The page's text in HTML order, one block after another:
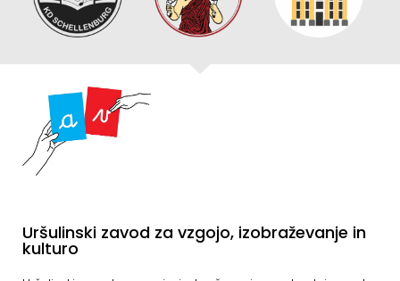
Uršulinski zavod za vzgojo, izobraževanje in
kulturo